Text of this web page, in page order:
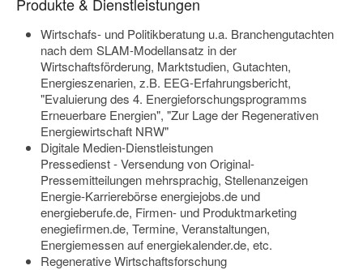
Wirtschafs- und Politikberatung u.a. Branchengutachten
nach dem SLAM-Modellansatz in der
Wirtschaftsförderung, Marktstudien, Gutachten,
Energieszenarien, z.B. EEG-Erfahrungsbericht,
"Evaluierung des 4. Energieforschungsprogramms
Erneuerbare Energien", "Zur Lage der Regenerativen
Energiewirtschaft NRW"
Digitale Medien-Dienstleistungen
Pressedienst - Versendung von Original-
Pressemitteilungen mehrsprachig, Stellenanzeigen
Energie-Karrierebörse energiejobs.de und
energieberufe.de, Firmen- und Produktmarketing
enegiefirmen.de, Termine, Veranstaltungen,
Energiemessen auf energiekalender.de, etc.
Regenerative Wirtschaftsforschung